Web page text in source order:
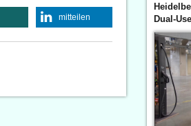
mitteilen
Dual-